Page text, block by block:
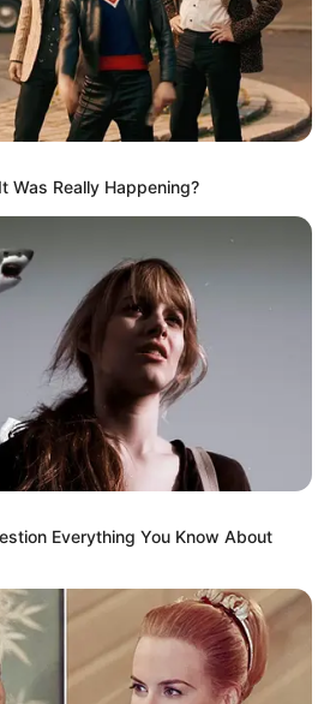
de Orquestas visita este año un
Niza, La Cumbre y
Los Andes, Villaluz y
noviembre:El Carmen, Villabel y
Gonzales Chaparro,
Palomitas, Lagos II y
Internacional del Parapente:
noviembre:Serrato.
Vezga.
Was Really Happening?
Everything You Know About